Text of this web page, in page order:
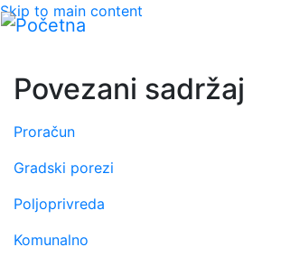
Skip to main content
Povezani sadržaj
Proračun
Gradski porezi
Poljoprivreda
Komunalno